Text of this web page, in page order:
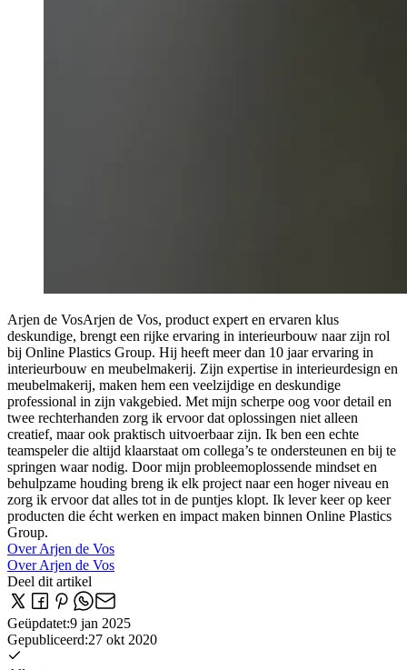
Arjen de VosArjen de Vos, product expert en ervaren klus
deskundige, brengt een rijke ervaring in interieurbouw naar zijn rol
bij Online Plastics Group. Hij heeft meer dan 10 jaar ervaring in
interieurbouw en meubelmakerij. Zijn expertise in interieurdesign en
meubelmakerij, maken hem een veelzijdige en deskundige
professional in zijn vakgebied. Met mijn scherpe oog voor detail en
twee rechterhanden zorg ik ervoor dat oplossingen niet alleen
creatief, maar ook praktisch uitvoerbaar zijn. Ik ben een echte
teamspeler die altijd klaarstaat om collega’s te ondersteunen en bij te
springen waar nodig. Door mijn probleemoplossende mindset en
behulpzame houding breng ik elk project naar een hoger niveau en
zorg ik ervoor dat alles tot in de puntjes klopt. Ik lever keer op keer
producten die écht werken en impact maken binnen Online Plastics
Group.
Over Arjen de Vos
Over Arjen de Vos
Deel dit artikel
Geüpdatet:9 jan 2025
Gepubliceerd:27 okt 2020